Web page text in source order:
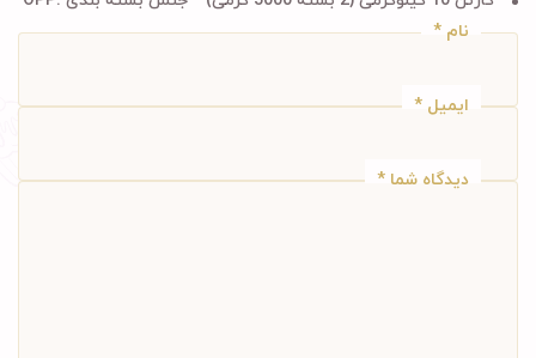
نام *
ایمیل *
دیدگاه شما *